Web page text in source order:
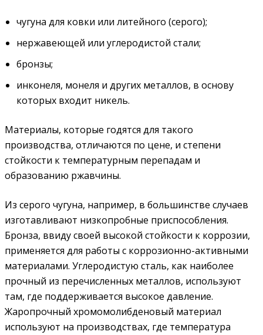
чугуна для ковки или литейного (серого);
нержавеющей или углеродистой стали;
бронзы;
инконеля, монеля и других металлов, в основу
которых входит никель.
Материалы, которые годятся для такого
производства, отличаются по цене, и степени
стойкости к температурным перепадам и
образованию ржавчины.
Из серого чугуна, например, в большинстве случаев
изготавливают низкопробные приспособления.
Бронза, ввиду своей высокой стойкости к коррозии,
применяется для работы с коррозионно-активными
материалами. Углеродистую сталь, как наиболее
прочный из перечисленных металлов, используют
там, где поддерживается высокое давление.
Жаропрочный хромомолибденовый материал
используют на производствах, где температура